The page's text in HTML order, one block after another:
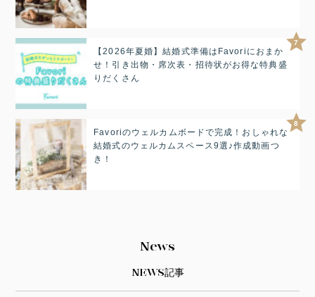
7
【2026年夏婚】結婚式準備はFavoriにおまか
せ！引き出物・席次表・招待状がお得な特典盛
りだくさん
8
Favoriのウェルカムボードで完成！おしゃれな
結婚式のウェルカムスペース9選♪作成動画つ
き！
News
NEWS記事